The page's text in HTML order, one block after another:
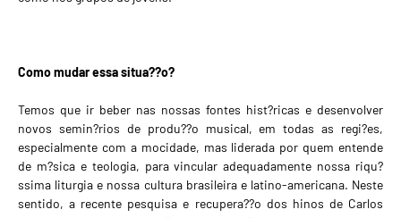
Como mudar essa situa??o?
Temos que ir beber nas nossas fontes hist?ricas e desenvolver
novos semin?rios de produ??o musical, em todas as regi?es,
especialmente com a mocidade, mas liderada por quem entende
de m?sica e teologia, para vincular adequadamente nossa riqu?
ssima liturgia e nossa cultura brasileira e latino-americana. Neste
sentido, a recente pesquisa e recupera??o dos hinos de Carlos